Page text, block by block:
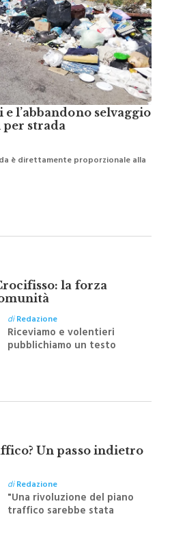
e l’abbandono selvaggio
strada
è direttamente proporzionale alla
la forza
diRedazione
Riceviamo e volentieri
pubblichiamo un testo
inviato dalla scrittrice
monrealese Mariella
Un passo indietro
"Una rivoluzione del piano
traffico sarebbe stata
efficace se preceduta da
una rivoluzione culturale"